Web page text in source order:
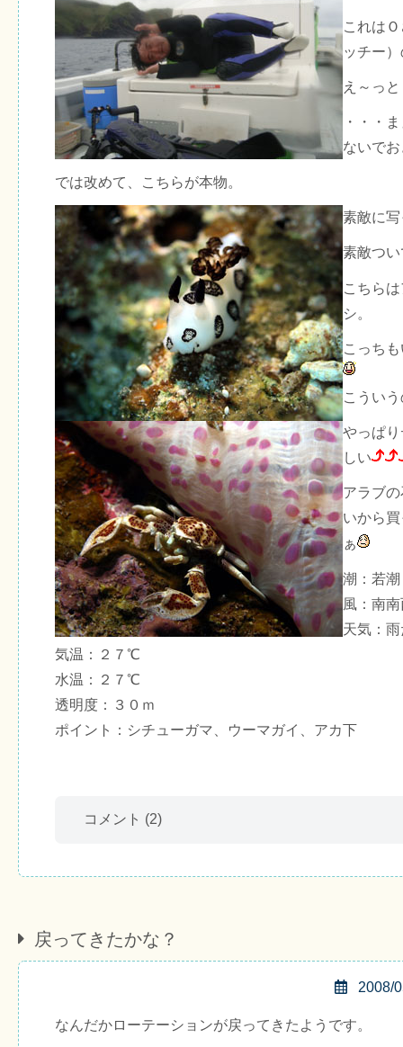
これは
ッチー
え～っ
・・・
ないで
では改めて、こちらが本物。
素敵に
素敵つ
こちら
シ。
こっち
こうい
やっぱ
しい
アラブ
いから
ぁ
潮：若潮
風：南
天気：
気温：２７℃
水温：２７℃
透明度：３０ｍ
ポイント：シチューガマ、ウーマガイ、アカ下
コメント (2)
戻ってきたかな？
2008/
なんだかローテーションが戻ってきたようです。